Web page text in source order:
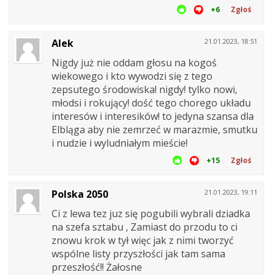
+6 Zgłoś
21.01.2023, 18:51
Alek
Nigdy już nie oddam głosu na kogoś
wiekowego i kto wywodzi się z tego
zepsutego środowiska! nigdy! tylko nowi,
młodsi i rokujący! dość tego chorego układu
interesów i interesików! to jedyna szansa dla
Elbląga aby nie zemrzeć w marazmie, smutku
i nudzie i wyludniałym mieście!
+15 Zgłoś
21.01.2023, 19:11
Polska 2050
Ci z lewa tez juz się pogubili wybrali dziadka
na szefa sztabu , Zamiast do przodu to ci
znowu krok w tył więc jak z nimi tworzyć
wspólne listy przyszłości jak tam sama
przeszłość!! Żałosne